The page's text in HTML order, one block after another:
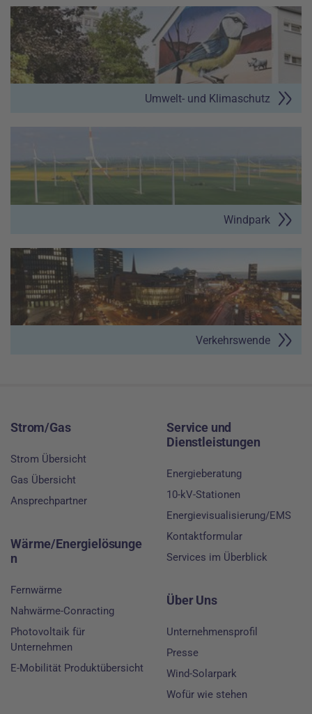
Umwelt- und Klimaschutz
Windpark
Verkehrswende
Strom/Gas
Strom Übersicht
Gas Übersicht
Ansprechpartner
Wärme/Energielösunge
n
Fernwärme
Nahwärme-Conracting
Photovoltaik für
Unternehmen
E-Mobilität Produktübersicht
Service und
Dienstleistungen
Energieberatung
10-kV-Stationen
Energievisualisierung/EMS
Kontaktformular
Services im Überblick
Über Uns
Unternehmensprofil
Presse
Wind-Solarpark
Wofür wie stehen